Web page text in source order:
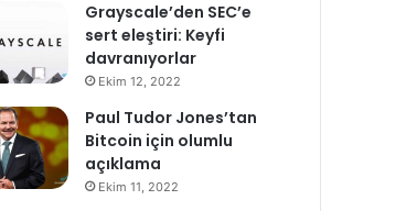
Grayscale’den SEC’e
sert eleştiri: Keyfi
davranıyorlar
Ekim 12, 2022
Paul Tudor Jones’tan
Bitcoin için olumlu
açıklama
Ekim 11, 2022